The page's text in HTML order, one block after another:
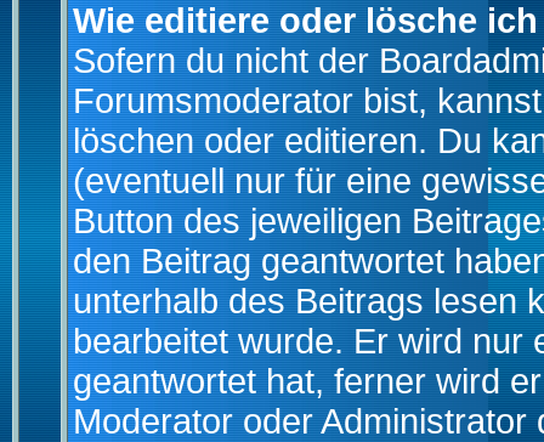
Wie editiere oder lösche
Sofern du nicht der
Forumsmoderator bist,
löschen oder editieren. Du
(eventuell nur für eine
Button des jeweiligen
den Beitrag geantwortet
unterhalb des Beitrags lesen
bearbeitet wurde. Er wird nur
geantwortet hat, ferner wird
Moderator oder